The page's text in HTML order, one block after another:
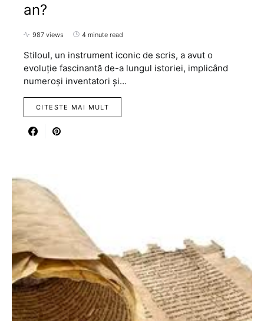
an?
987 views 4 minute read
Stiloul, un instrument iconic de scris, a avut o
evoluție fascinantă de-a lungul istoriei, implicând
numeroși inventatori și…
CITESTE MAI MULT